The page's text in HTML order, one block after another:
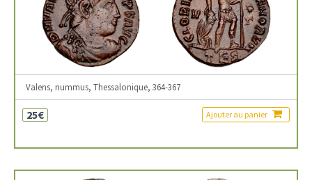
Valens, nummus, Thessalonique, 364-367
25€ Ajouter au panier